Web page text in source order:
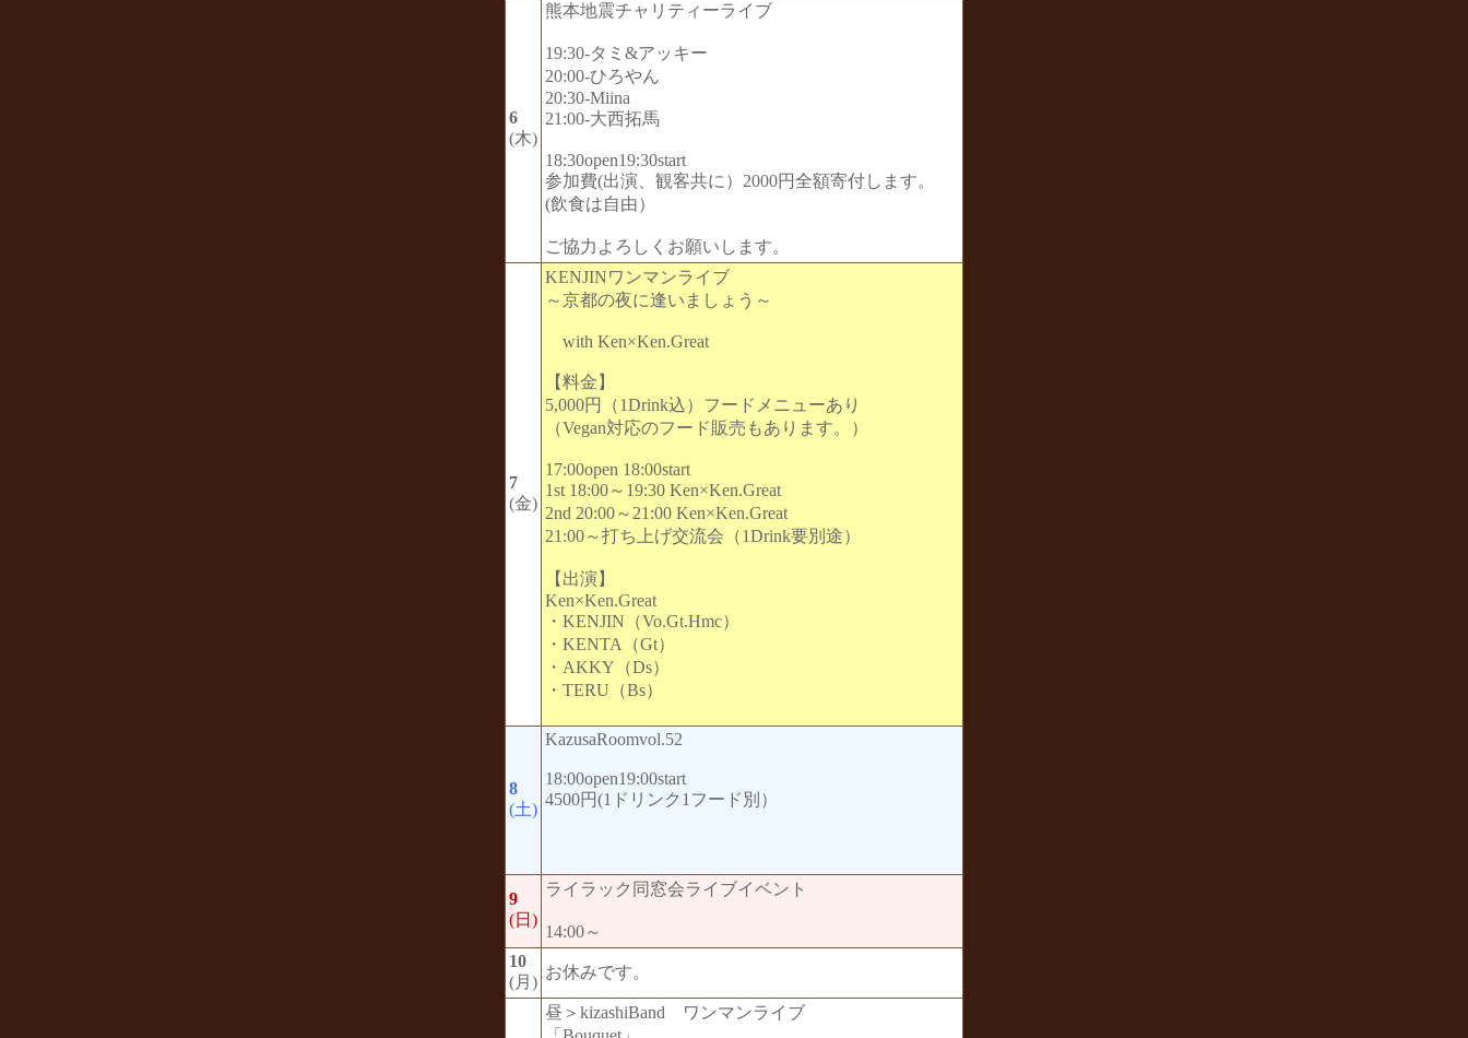
6
(木)
熊本地震チャリティーライブ
19:30-タミ&アッキー
20:00-ひろやん
20:30-Miina
21:00-大西拓馬
18:30open19:30start
参加費(出演、観客共に）2000円全額寄付します。
(飲食は自由）
ご協力よろしくお願いします。
7
(金)
KENJINワンマンライブ
～京都の夜に逢いましょう～
with Ken×Ken.Great
【料金】
5,000円（1Drink込）フードメニューあり
（Vegan対応のフード販売もあります。）
17:00open 18:00start
1st 18:00～19:30 Ken×Ken.Great
2nd 20:00～21:00 Ken×Ken.Great
21:00～打ち上げ交流会（1Drink要別途）
【出演】
Ken×Ken.Great
・KENJIN（Vo.Gt.Hmc）
・KENTA（Gt）
・AKKY（Ds）
・TERU（Bs）
8
(土)
KazusaRoomvol.52
18:00open19:00start
4500円(1ドリンク1フード別）
9
(日)
ライラック同窓会ライブイベント
14:00～
10
(月)
お休みです。
昼＞kizashiBand ワンマンライブ